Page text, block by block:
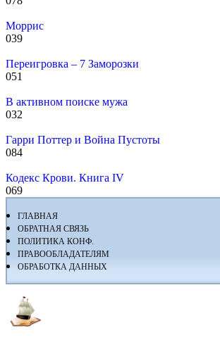
Моррис
039
Переигровка – 7 Заморозки
051
В активном поиске мужа
032
Гарри Поттер и Война Пустоты
084
Кодекс Крови. Книга IV
069
ГЛАВНАЯ
ОБРАТНАЯ СВЯЗЬ
ПОЛИТИКА КОНФ.
ПРАВООБЛАДАТЕЛЯМ
ОБРАБОТКА ДАННЫХ